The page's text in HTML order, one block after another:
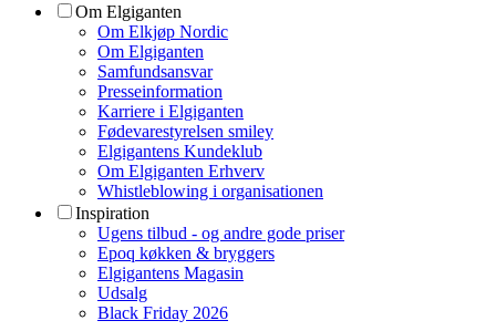
Om Elgiganten
Om Elkjøp Nordic
Om Elgiganten
Samfundsansvar
Presseinformation
Karriere i Elgiganten
Fødevarestyrelsen smiley
Elgigantens Kundeklub
Om Elgiganten Erhverv
Whistleblowing i organisationen
Inspiration
Ugens tilbud - og andre gode priser
Epoq køkken & bryggers
Elgigantens Magasin
Udsalg
Black Friday 2026